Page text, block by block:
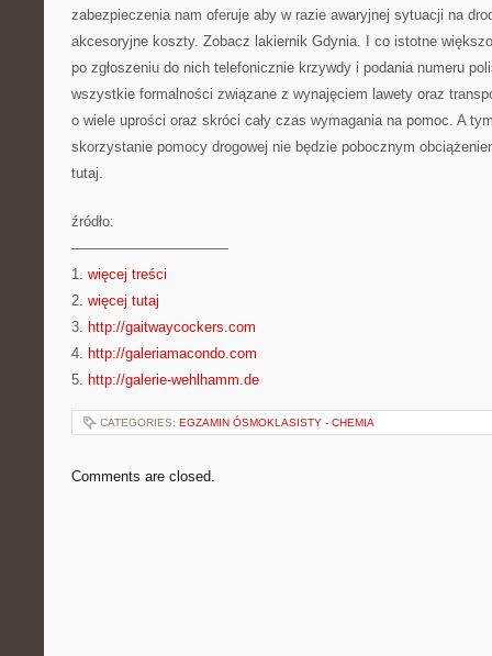
zabezpieczenia nam oferuje aby w razie awaryjnej sytuacji na
akcesoryjne koszty. Zobacz lakiernik Gdynia. I co istotne
po zgłoszeniu do nich telefonicznie krzywdy i podania numeru
wszystkie formalności związane z wynajęciem lawety oraz
o wiele uprości oraz skróci cały czas wymagania na pomoc. A
skorzystanie pomocy drogowej nie będzie pobocznym
tutaj.
źródło:
———————————
1. więcej treści
2. więcej tutaj
3. http://gaitwaycockers.com
4. http://galeriamacondo.com
5. http://galerie-wehlhamm.de
CATEGORIES: EGZAMIN ÓSMOKLASISTY - CHEMIA
Comments are closed.